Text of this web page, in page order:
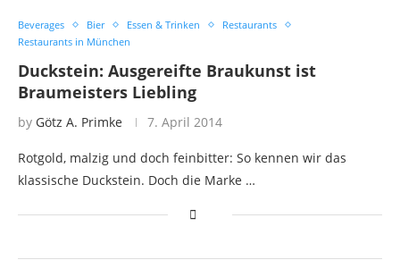
Beverages Bier Essen & Trinken
Restaurants
Restaurants in München
Duckstein: Ausgereifte Braukunst ist
Braumeisters Liebling
by Götz A. Primke 7. April 2014
Rotgold, malzig und doch feinbitter: So kennen wir das
klassische Duckstein. Doch die Marke …